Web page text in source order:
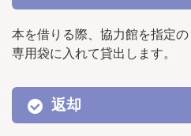
本を借りる際、協力館を指定の
専用袋に入れて貸出します。
返却